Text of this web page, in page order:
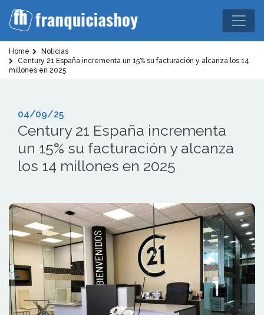
Home
Noticias
Century 21 España incrementa un 15% su facturación y alcanza los 14
millones en 2025
04/09/25
Century 21 España incrementa
un 15% su facturación y alcanza
los 14 millones en 2025